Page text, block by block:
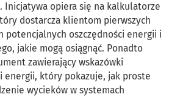
Inicjatywa opiera się na kalkulatorze
dostarcza klientom pierwszych
potencjalnych oszczędności energii i
jakie mogą osiągnąć. Ponadto
zawierający wskazówki
energii, który pokazuje, jak proste
wycieków w systemach